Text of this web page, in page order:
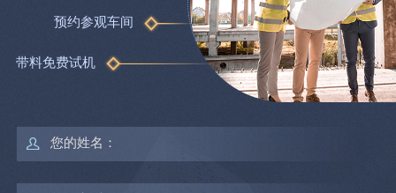
预约参观车间
带料免费试机